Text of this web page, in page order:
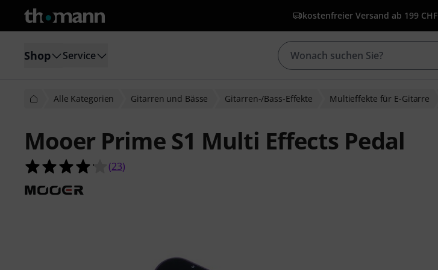
kostenfreier Versand ab 199 CHF
Shop Service
Alle Kategorien Gitarren und Bässe Gitarren-/Bass-Effekte Multieffekte für E-Gitarre
Mooer Prime S1 Multi Effects Pedal
4.1 von 5 Sternen aus 23 Kundenbewertungen
(23)